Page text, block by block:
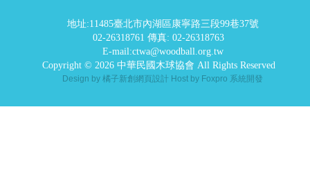
地址:11485臺北市內湖區康寧路三段99巷37號
02-26318761 傳真: 02-26318763
E-mail:ctwa@woodball.org.tw
Copyright © 2026 中華民國木球協會 All Rights Reserved
Design by 橘子新創網頁設計 Host by Foxpro 系統開發